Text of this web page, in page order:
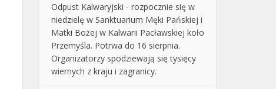
Odpust Kalwaryjski - rozpocznie się w
niedzielę w Sanktuarium Męki Pańskiej i
Matki Bożej w Kalwarii Pacławskiej koło
Przemyśla. Potrwa do 16 sierpnia.
Organizatorzy spodziewają się tysięcy
wiernych z kraju i zagranicy.